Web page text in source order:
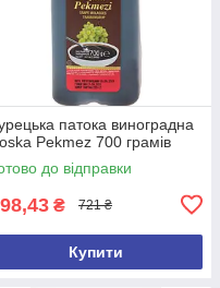
патока виноградна
Pekmez 700 грамів
до відправки
₴ 721 ₴
Купити